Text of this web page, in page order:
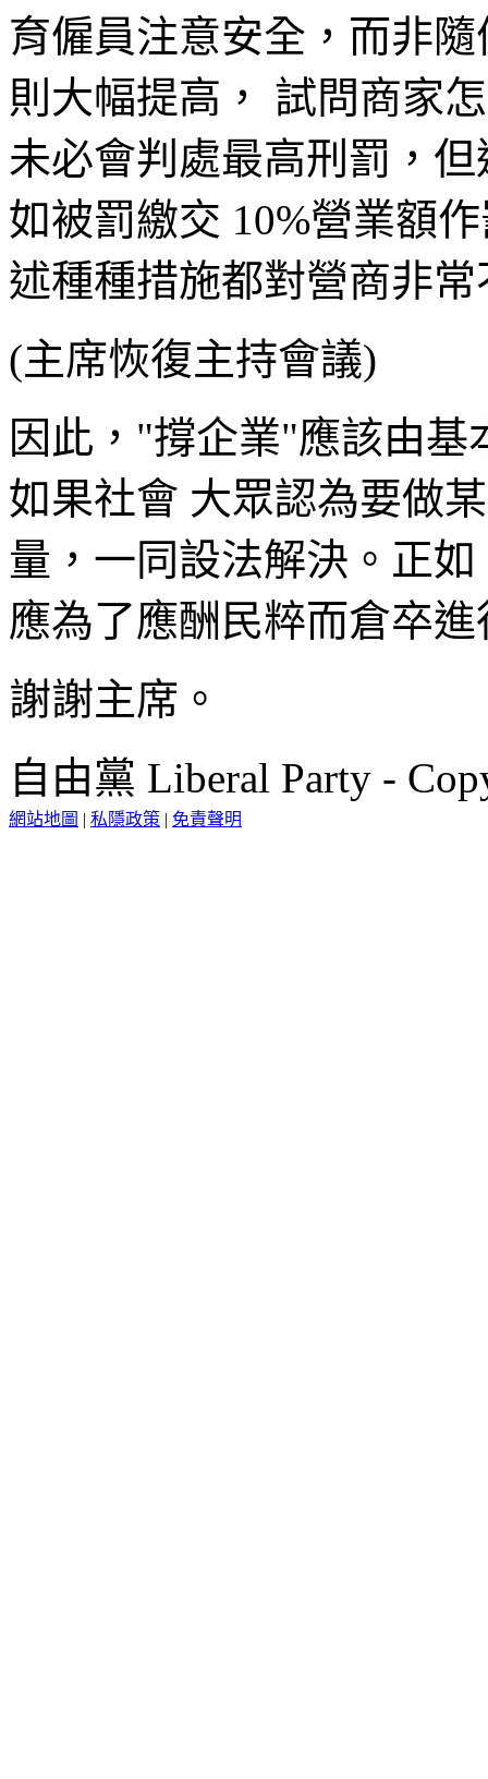
育僱員注意安全，而非
則大幅提高， 試問商家
未必會判處最高刑罰，
如被罰繳交 10%營業額
述種種措施都對營商非常
(主席恢復主持會議)
因此，"撐企業"應該由
如果社會 大眾認為要做
量，一同設法解決。正
應為了應酬民粹而倉卒
謝謝主席。
自由黨 Liberal Party -
網站地圖 | 私隱政策 | 免責聲明